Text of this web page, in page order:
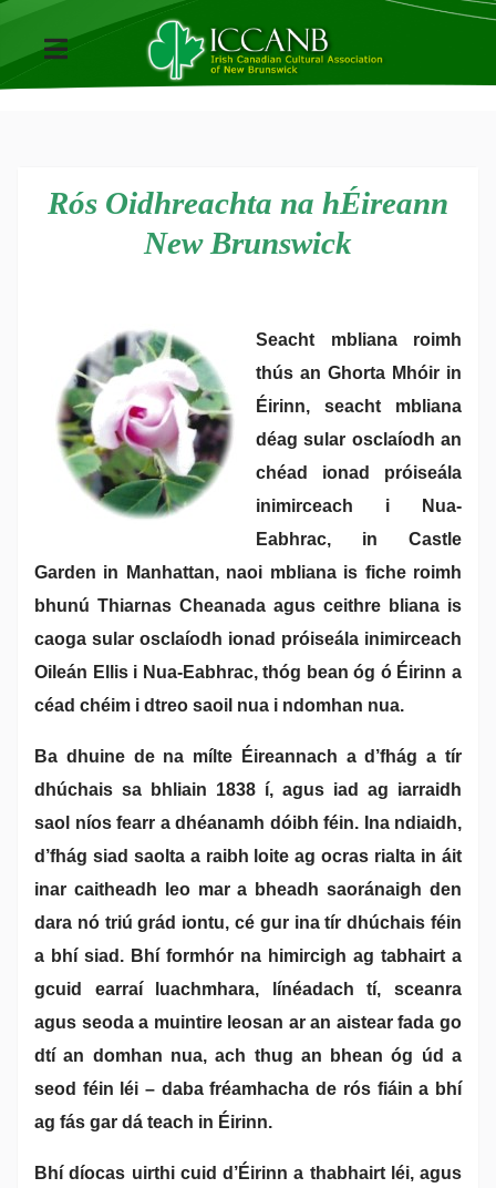
Rós Oidhreachta na hÉireann
New Brunswick
Seacht mbliana roimh
thús an Ghorta Mhóir in
Éirinn, seacht mbliana
déag sular osclaíodh an
chéad ionad próiseála
inimirceach i Nua-
Eabhrac, in Castle
Garden in Manhattan, naoi mbliana is fiche roimh
bhunú Thiarnas Cheanada agus ceithre bliana is
caoga sular osclaíodh ionad próiseála inimirceach
Oileán Ellis i Nua-Eabhrac, thóg bean óg ó Éirinn a
céad chéim i dtreo saoil nua i ndomhan nua.
Ba dhuine de na mílte Éireannach a d’fhág a tír
dhúchais sa bhliain 1838 í, agus iad ag iarraidh
saol níos fearr a dhéanamh dóibh féin. Ina ndiaidh,
d’fhág siad saolta a raibh loite ag ocras rialta in áit
inar caitheadh leo mar a bheadh saoránaigh den
dara nó triú grád iontu, cé gur ina tír dhúchais féin
a bhí siad. Bhí formhór na himircigh ag tabhairt a
gcuid earraí luachmhara, línéadach tí, sceanra
agus seoda a muintire leosan ar an aistear fada go
dtí an domhan nua, ach thug an bhean óg úd a
seod féin léi – daba fréamhacha de rós fiáin a bhí
ag fás gar dá teach in Éirinn.
Bhí díocas uirthi cuid d’Éirinn a thabhairt léi, agus